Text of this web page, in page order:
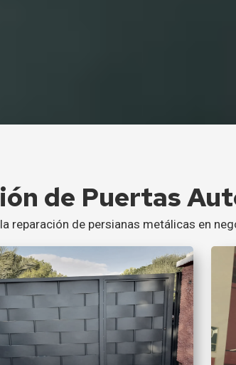
de Puertas
reparación de persianas metálicas en